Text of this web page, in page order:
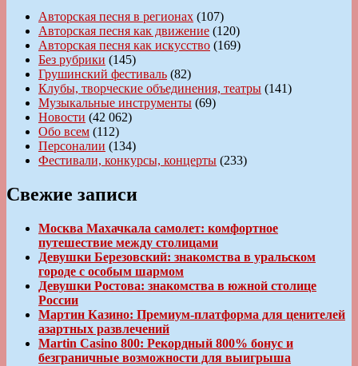
Авторская песня в регионах (107)
Авторская песня как движение (120)
Авторская песня как искусство (169)
Без рубрики (145)
Грушинский фестиваль (82)
Клубы, творческие объединения, театры (141)
Музыкальные инструменты (69)
Новости (42 062)
Обо всем (112)
Персоналии (134)
Фестивали, конкурсы, концерты (233)
Свежие записи
Москва Махачкала самолет: комфортное
путешествие между столицами
Девушки Березовский: знакомства в уральском
городе с особым шармом
Девушки Ростова: знакомства в южной столице
России
Мартин Казино: Премиум-платформа для ценителей
азартных развлечений
Martin Casino 800: Рекордный 800% бонус и
безграничные возможности для выигрыша